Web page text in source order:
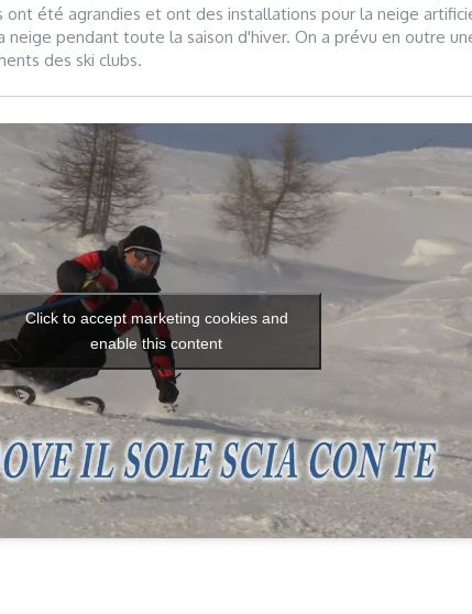
été agrandies et ont des installations pour la neige
neige pendant toute la saison d'hiver. On a prévu en outre
des ski clubs.
Click to accept marketing cookies and
enable this content